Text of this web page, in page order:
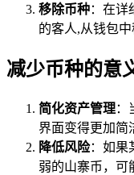
移除币种：在详
的客人,从钱包中
减少币种的意
简化资产管理：
界面变得更加简
降低风险：如果
弱的山寨币，可